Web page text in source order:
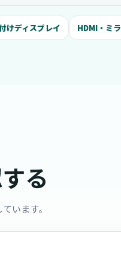
けディスプレイ HDMI・ミ
る
います。